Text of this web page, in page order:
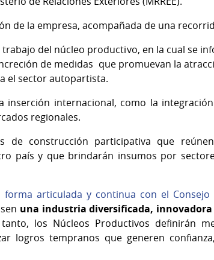
de la empresa, acompañada de una
del núcleo productivo, en la cual se
de medidas que promuevan la
el sector autopartista.
inserción internacional, como la
regionales.
de construcción participativa que
país y que brindarán insumos por
articulada y continua con el
una industria diversificada,
los Núcleos Productivos definirán
logros tempranos que generen